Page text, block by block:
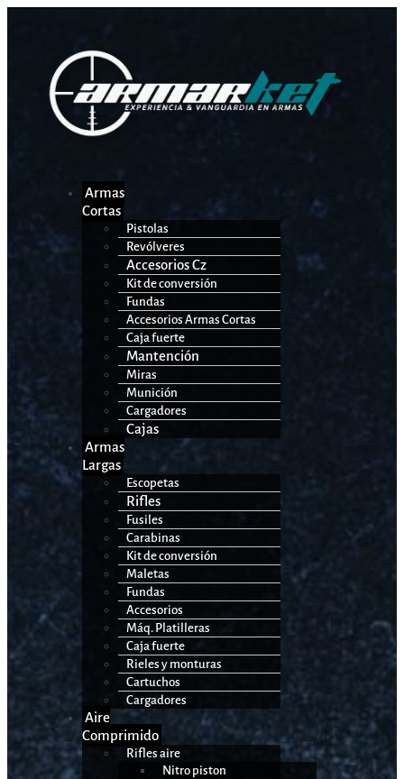
Armas
Cortas
Pistolas
Revólveres
Accesorios Cz
Kit de conversión
Fundas
Accesorios Armas Cortas
Caja fuerte
Mantención
Miras
Munición
Cargadores
Cajas
Armas
Largas
Escopetas
Rifles
Fusiles
Carabinas
Kit de conversión
Maletas
Fundas
Accesorios
Máq. Platilleras
Caja fuerte
Rieles y monturas
Cartuchos
Cargadores
Aire
Comprimido
Rifles aire
Nitro piston